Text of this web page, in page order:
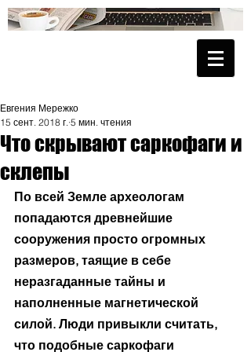
Что скрывают саркофаги и
склепы
Евгения Мережко
15 сент. 2018 г. 5 мин. чтения
По всей Земле археологам
попадаются древнейшие
сооружения просто огромных
размеров, таящие в себе
неразгаданные тайны и
наполненные магнетической
силой. Люди привыкли считать,
что подобные саркофаги